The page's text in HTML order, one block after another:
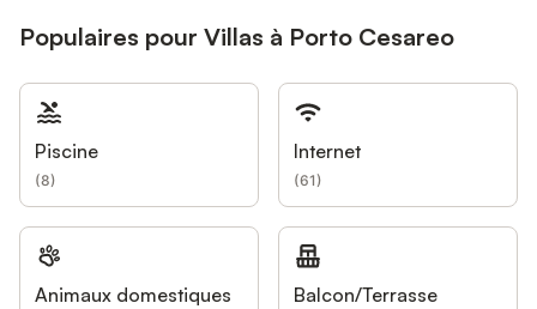
Populaires pour Villas à Porto Cesareo
Piscine
(8)
Internet
(61)
Animaux domestiques
Balcon/Terrasse